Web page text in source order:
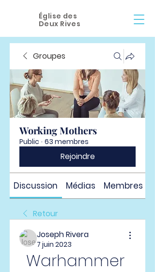
Église des
Deux Rives
Groupes
Working Mothers
Public · 63 membres
Rejoindre
Discussion Médias Membres
Retour
Joseph Rivera
7 juin 2023
Warhammer